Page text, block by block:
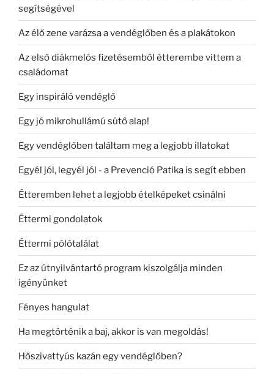
segítségével
Az élő zene varázsa a vendéglőben és a plakátokon
Az első diákmelós fizetésemből étterembe vittem a
családomat
Egy inspiráló vendéglő
Egy jó mikrohullámú sütő alap!
Egy vendéglőben találtam meg a legjobb illatokat
Egyél jól, legyél jól - a Prevenció Patika is segít ebben
Étteremben lehet a legjobb ételképeket csinálni
Éttermi gondolatok
Éttermi pólótalálat
Ez az útnyilvántartó program kiszolgálja minden
igényünket
Fényes hangulat
Ha megtörténik a baj, akkor is van megoldás!
Hőszivattyús kazán egy vendéglőben?